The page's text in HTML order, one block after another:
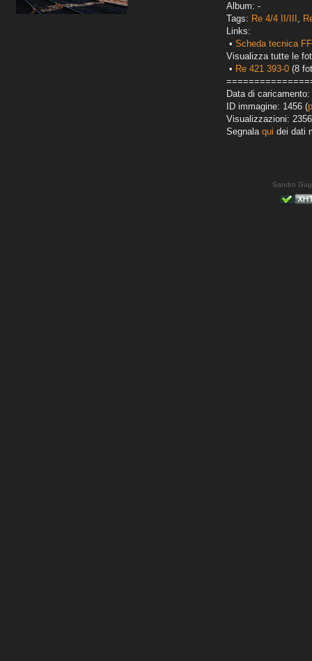
Album: -
Tags: Re 4/4 II/III ,
Links:
• Scheda tecnica
Visualizza tutte le
• Re 421 393-0 (8
Data di caricamento:
ID immagine: 1456 (
Visualizzazioni: 2356
Segnala qui dei dati
Sandro